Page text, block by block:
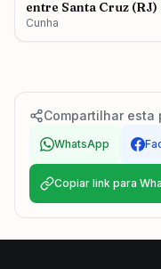
entre Santa Cruz (RJ)
Cunha
Compartilhar esta
WhatsApp
Copiar link para